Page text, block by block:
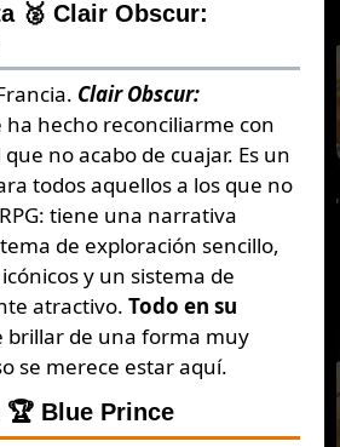
🥈 Clair Obscur:
Clair Obscur:
hecho reconciliarme con
no acabo de cuajar. Es un
todos aquellos a los que no
tiene una narrativa
de exploración sencillo,
y un sistema de
atractivo. Todo en su
brillar de una forma muy
se merece estar aquí.
🏆 Blue Prince